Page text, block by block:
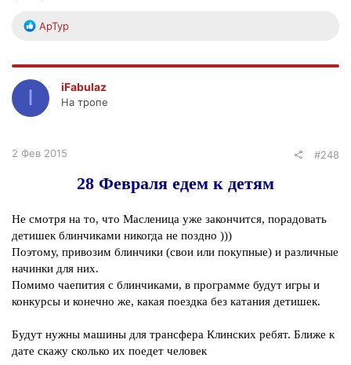
Р
к
ц
и
ApTyp
I iFabulaz
На тропе
2 Фев 2015 #248
28 Февраля едем к детям
Не смотря на то, что Масленица уже закончится, порадовать
детишек блинчиками никогда не поздно )))
Поэтому, привозим блинчики (свои или покупные) и различные
начинки для них.
Помимо чаепития с блинчиками, в программе будут игры и
конкурсы и конечно же, какая поездка без катания детишек.
Будут нужны машины для трансфера Клинских ребят. Ближе к
дате скажу сколько их поедет человек